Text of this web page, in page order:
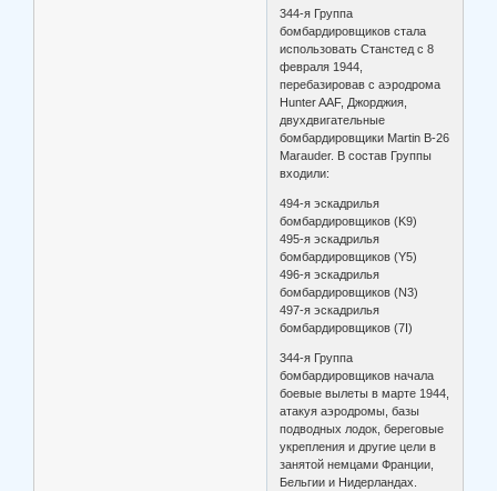
344-я Группа
бомбардировщиков стала
использовать Станстед с 8
февраля 1944,
перебазировав с аэродрома
Hunter AAF, Джорджия,
двухдвигательные
бомбардировщики Martin B-26
Marauder. В состав Группы
входили:
494-я эскадрилья
бомбардировщиков (K9)
495-я эскадрилья
бомбардировщиков (Y5)
496-я эскадрилья
бомбардировщиков (N3)
497-я эскадрилья
бомбардировщиков (7I)
344-я Группа
бомбардировщиков начала
боевые вылеты в марте 1944,
атакуя аэродромы, базы
подводных лодок, береговые
укрепления и другие цели в
занятой немцами Франции,
Бельгии и Нидерландах.